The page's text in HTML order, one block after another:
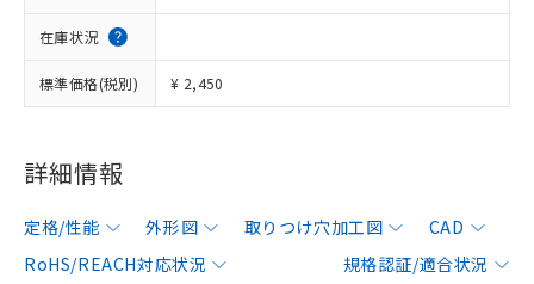
在庫状況
標準価格(税別) ¥ 2,450
詳細情報
定格/性能 外形図 取りつけ穴加工図
CAD
RoHS/REACH対応状況
規格認証/適合状況